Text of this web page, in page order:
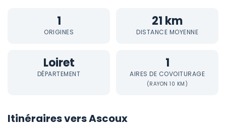
1
ORIGINES
21 km
DISTANCE MOYENNE
Loiret
DÉPARTEMENT
1
AIRES DE COVOITURAGE
(RAYON 10 KM)
Itinéraires vers Ascoux